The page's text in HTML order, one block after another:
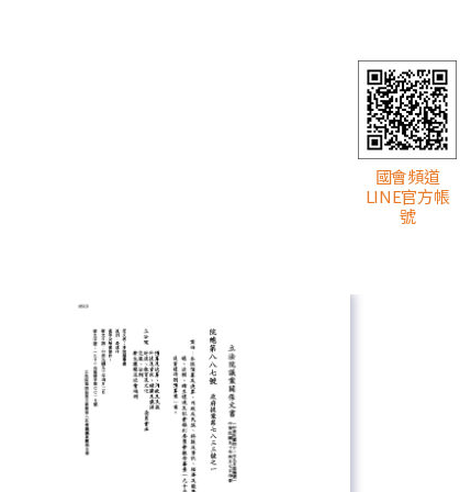
國會頻道
LINE官方帳
號